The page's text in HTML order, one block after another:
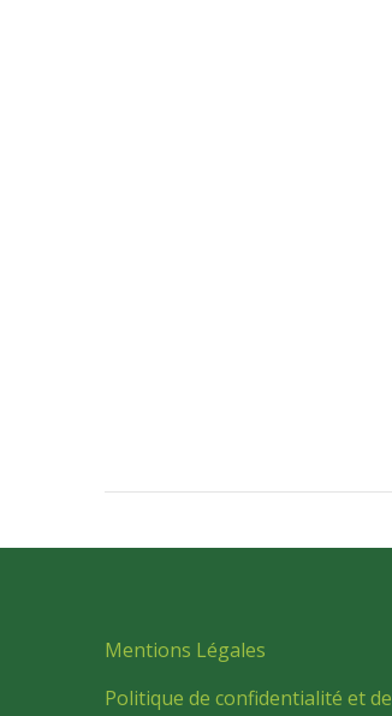
Mentions Légales
Politique de confidentialité et de